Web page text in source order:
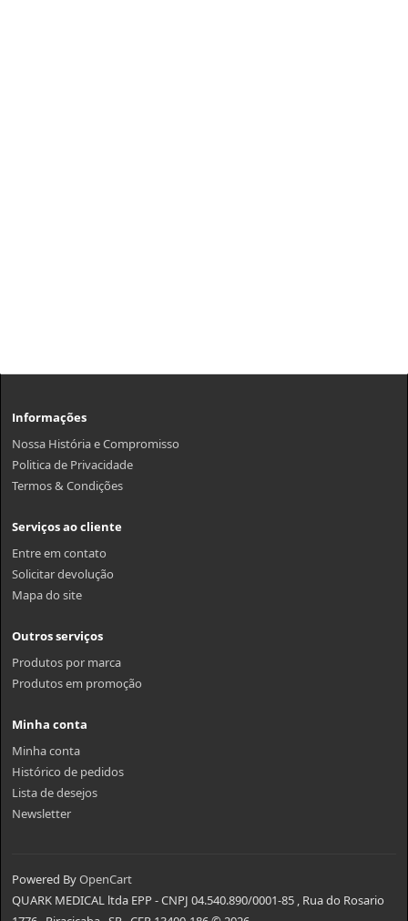
Informações
Nossa História e Compromisso
Politica de Privacidade
Termos & Condições
Serviços ao cliente
Entre em contato
Solicitar devolução
Mapa do site
Outros serviços
Produtos por marca
Produtos em promoção
Minha conta
Minha conta
Histórico de pedidos
Lista de desejos
Newsletter
Powered ByOpenCart
QUARK MEDICAL ltda EPP - CNPJ 04.540.890/0001-85 , Rua do Rosario